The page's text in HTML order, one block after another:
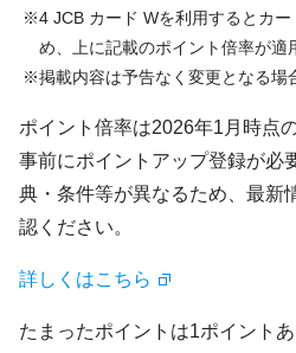
4 JCB カード Wを利用するとカ
め、上に記載のポイント倍率が適
掲載内容は予告なく変更となる場
ポイント倍率は2026年1月時点
事前にポイントアップ登録が必
典・条件等が異なるため、最新
認ください。
詳しくはこちら
たまったポイントは1ポイント